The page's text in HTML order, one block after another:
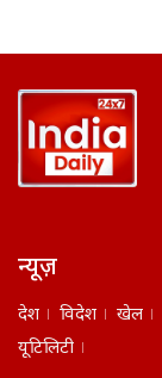
न्यूज़
देश विदेश खेल
यूटिलिटी